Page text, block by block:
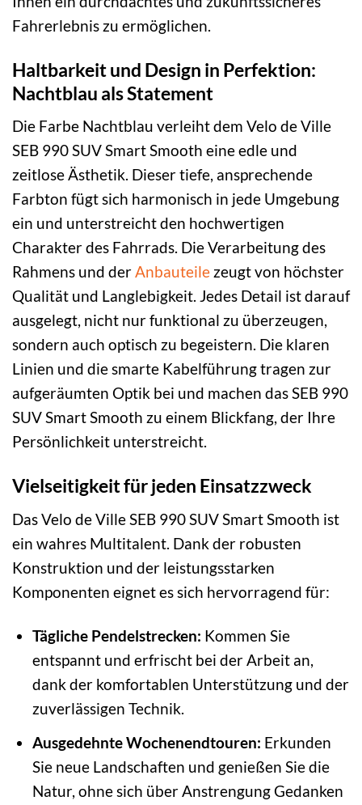
Fahrerlebnis zu ermöglichen.
Haltbarkeit und Design in Perfektion:
Nachtblau als Statement
Die Farbe Nachtblau verleiht dem Velo de Ville
SEB 990 SUV Smart Smooth eine edle und
zeitlose Ästhetik. Dieser tiefe, ansprechende
Farbton fügt sich harmonisch in jede Umgebung
ein und unterstreicht den hochwertigen
Charakter des Fahrrads. Die Verarbeitung des
Rahmens und derAnbauteile zeugt von höchster
Qualität und Langlebigkeit. Jedes Detail ist darauf
ausgelegt, nicht nur funktional zu überzeugen,
sondern auch optisch zu begeistern. Die klaren
Linien und die smarte Kabelführung tragen zur
aufgeräumten Optik bei und machen das SEB 990
SUV Smart Smooth zu einem Blickfang, der Ihre
Persönlichkeit unterstreicht.
Vielseitigkeit für jeden Einsatzzweck
Das Velo de Ville SEB 990 SUV Smart Smooth ist
ein wahres Multitalent. Dank der robusten
Konstruktion und der leistungsstarken
Komponenten eignet es sich hervorragend für:
Tägliche Pendelstrecken: Kommen Sie
entspannt und erfrischt bei der Arbeit an,
dank der komfortablen Unterstützung und der
zuverlässigen Technik.
Ausgedehnte Wochenendtouren: Erkunden
Sie neue Landschaften und genießen Sie die
Natur, ohne sich über Anstrengung Gedanken